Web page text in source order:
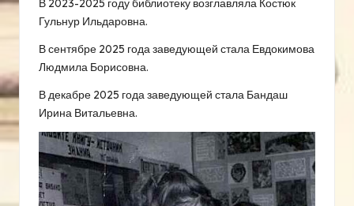
В 2023-2025 году библиотеку возглавляла Костюк
Гульнур Ильдаровна.
В сентябре 2025 года заведующей стала Евдокимова
Людмила Борисовна.
В декабре 2025 года заведующей стала Бандаш
Ирина Витальевна.